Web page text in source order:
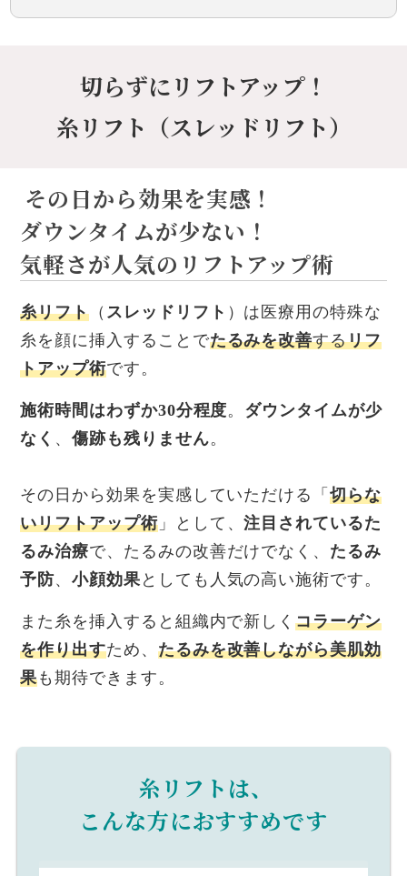
切らずにリフトアップ！
糸リフト（スレッドリフト）
その日から効果を実感！
ダウンタイムが少ない！
気軽さが人気のリフトアップ術
糸リフト （ スレッドリフト ）は医療用の特殊な
糸を顔に挿入することでたるみを改善するリフ
トアップ術です。
施術時間はわずか30分程度。 ダウンタイムが少
なく 、傷跡も残りません。
その日から効果を実感していただける「切らな
いリフトアップ術」として、注目されているた
るみ治療で、たるみの改善だけでなく、 たるみ
予防、小顔効果 としても人気の高い施術です。
また糸を挿入すると組織内で新しくコラーゲン
を作り出すため、 たるみを改善しながら美肌効
果も期待できます。
糸リフトは、
こんな方におすすめです